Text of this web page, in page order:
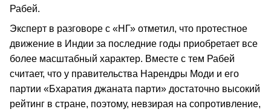
Рабей.
Эксперт в разговоре с «НГ» отметил, что протестное
движение в Индии за последние годы приобретает все
более масштабный характер. Вместе с тем Рабей
считает, что у правительства Нарендры Моди и его
партии «Бхаратия джаната парти» достаточно высокий
рейтинг в стране, поэтому, невзирая на сопротивление,